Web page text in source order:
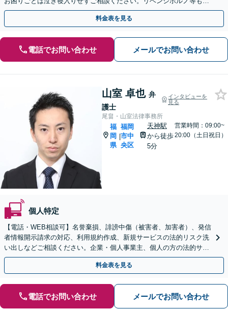
応【初回面談無料】
料金表を見る
電話でお問い合わせ メールでお問い合わせ
山室 卓也 弁
護士
インタビューを
見る
尾畠・山室法律事務所
福
岡
県
|
福岡
市中
央区
天神駅
から徒歩
5分
営業時間：09:00~
20:00（土日祝日）
個人特定
【電話・WEB相談可】名誉棄損、誹謗中傷（被害者、加害者）、発信
者情報開示請求の対応、利用規約作成、新規サービスの法的リスク洗
い出しなどご相談ください。企業・個人事業主、個人の方の法的サポ
ートをいたします【スポット相談可】
料金表を見る
電話でお問い合わせ メールでお問い合わせ